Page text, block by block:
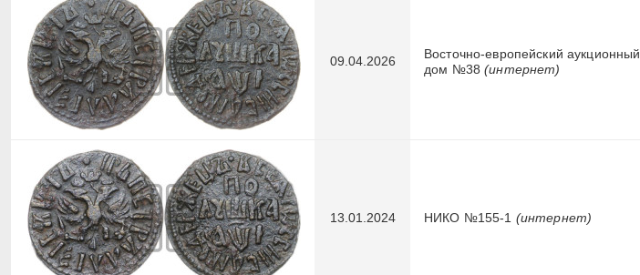
09.04.2026
Восточно-европейский аукционный
дом №38(интернет)
13.01.2024 НИКО №155-1 (интернет)